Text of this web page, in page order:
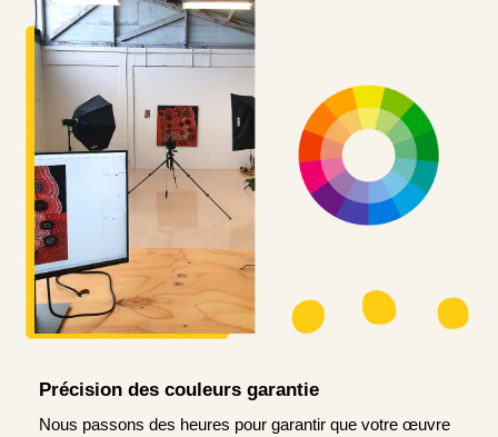
Précision des couleurs garantie
Nous passons des heures pour garantir que votre œuvre